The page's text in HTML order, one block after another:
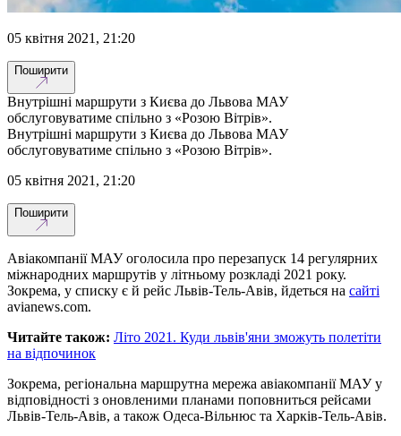
05 квітня 2021, 21:20
Поширити
Внутрішні маршрути з Києва до Львова МАУ
обслуговуватиме спільно з «Розою Вітрів».
Внутрішні маршрути з Києва до Львова МАУ
обслуговуватиме спільно з «Розою Вітрів».
05 квітня 2021, 21:20
Поширити
Авіакомпанії МАУ оголосила про перезапуск 14 регулярних
міжнародних маршрутів у літньому розкладі 2021 року.
Зокрема, у списку є й рейс Львів-Тель-Авів, йдеться на сайті
avianews.com.
Читайте також: Літо 2021. Куди львів'яни зможуть полетіти
на відпочинок
Зокрема, регіональна маршрутна мережа авіакомпанії МАУ у
відповідності з оновленими планами поповниться рейсами
Львів-Тель-Авів, а також Одеса-Вільнюс та Харків-Тель-Авів.